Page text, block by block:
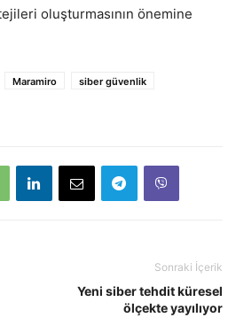
oluşturmasının önemine
Maramiro
siber güvenlik
Sonraki İçerik
Yeni siber tehdit küresel
ölçekte yayılıyor